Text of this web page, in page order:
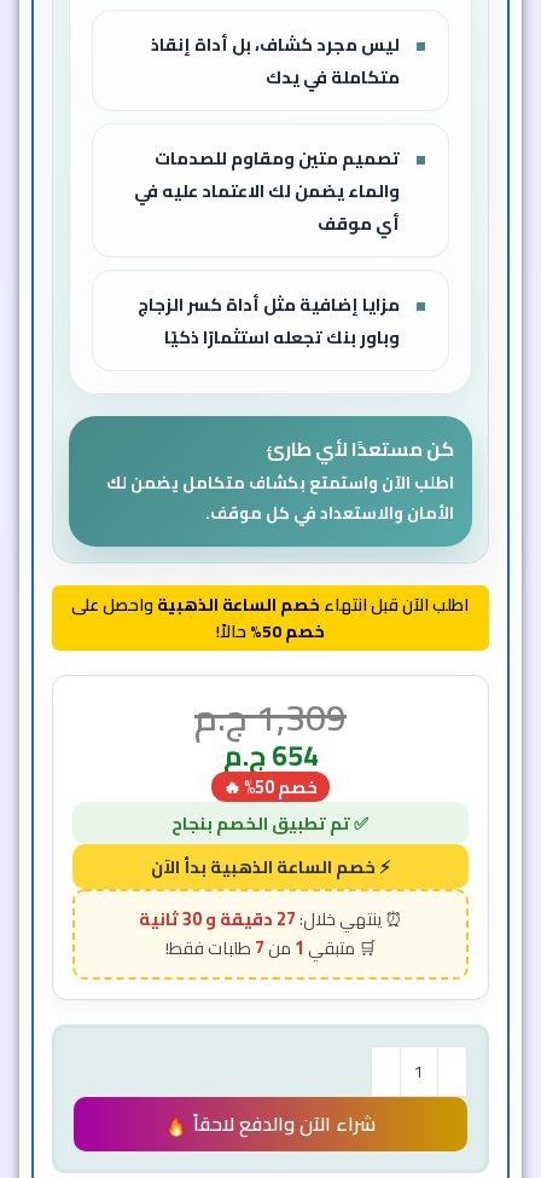
ليس مجرد كشاف، بل أداة إنقاذ
متكاملة في يدك
تصميم متين ومقاوم للصدمات
والماء يضمن لك الاعتماد عليه في
أي موقف
مزايا إضافية مثل أداة كسر الزجاج
وباور بنك تجعله استثمارًا ذكيًا
كن مستعدًا لأي طارئ
اطلب الآن واستمتع بكشاف متكامل يضمن لك
الأمان والاستعداد في كل موقف.
اطلب الآن قبل انتهاءخصم الساعة الذهبيةواحصل على
خصم 50%
حالاً!
1,309ج.م
654ج.م
خصم 50% 🔥
27 دقيقة و 26 ثانية
1
7
شراء الآن والدفع لاحقاً